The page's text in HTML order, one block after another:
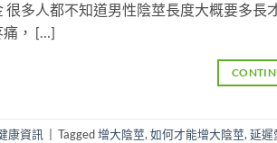
很多人都不知道男性陰莖長度大概要多
痛， […]
康資訊 Tagged增大陰莖,如何才能增大陰莖,延遲